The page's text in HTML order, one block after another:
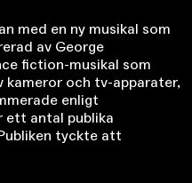
med en ny musikal som
av George
fiction-musikal som
kameror och tv-apparater,
enligt
ett antal publika
tyckte att